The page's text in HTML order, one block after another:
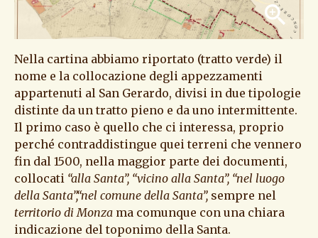
zoom_in
Nella cartina abbiamo riportato (tratto verde) il
nome e la collocazione degli appezzamenti
appartenuti al San Gerardo, divisi in due tipologie
distinte da un tratto pieno e da uno intermittente.
Il primo caso è quello che ci interessa, proprio
perché contraddistingue quei terreni che vennero
fin dal 1500, nella maggior parte dei documenti,
collocati “alla Santa”, “vicino alla Santa”, “nel luogo
della Santa”,“nel comune della Santa”, sempre nel
territorio di Monza ma comunque con una chiara
indicazione del toponimo della Santa.